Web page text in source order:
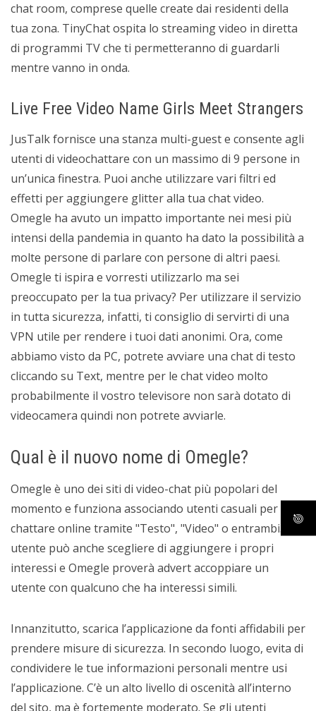
chat room, comprese quelle create dai residenti della
tua zona. TinyChat ospita lo streaming video in diretta
di programmi TV che ti permetteranno di guardarli
mentre vanno in onda.
Live Free Video Name Girls Meet Strangers
JusTalk fornisce una stanza multi-guest e consente agli
utenti di videochattare con un massimo di 9 persone in
un’unica finestra. Puoi anche utilizzare vari filtri ed
effetti per aggiungere glitter alla tua chat video.
Omegle ha avuto un impatto importante nei mesi più
intensi della pandemia in quanto ha dato la possibilità a
molte persone di parlare con persone di altri paesi.
Omegle ti ispira e vorresti utilizzarlo ma sei
preoccupato per la tua privacy? Per utilizzare il servizio
in tutta sicurezza, infatti, ti consiglio di servirti di una
VPN utile per rendere i tuoi dati anonimi. Ora, come
abbiamo visto da PC, potrete avviare una chat di testo
cliccando su Text, mentre per le chat video molto
probabilmente il vostro televisore non sarà dotato di
videocamera quindi non potrete avviarle.
Qual è il nuovo nome di Omegle?
Omegle è uno dei siti di video-chat più popolari del
momento e funziona associando utenti casuali per
chattare online tramite "Testo", "Video" o entrambi. Un
utente può anche scegliere di aggiungere i propri
interessi e Omegle proverà advert accoppiare un
utente con qualcuno che ha interessi simili.
Innanzitutto, scarica l’applicazione da fonti affidabili per
prendere misure di sicurezza. In secondo luogo, evita di
condividere le tue informazioni personali mentre usi
l’applicazione. C’è un alto livello di oscenità all’interno
del sito, ma è fortemente moderato. Se gli utenti